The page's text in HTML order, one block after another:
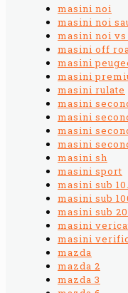
masini noi
masini noi
masini noi vs
masini off
masini
masini
masini rulate
masini
masini
masini
masini
masini sh
masini sport
masini sub
masini sub
masini sub
masini
masini
mazda
mazda 2
mazda 3